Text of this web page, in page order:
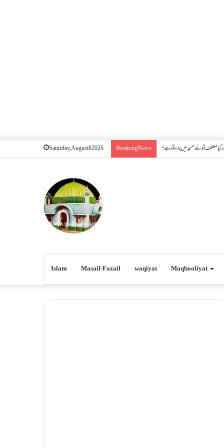
Saturday, August 8 2026 Breaking News معتکف فنائے مسجد میں جا سکتا ہے؟
Islam Masail-Fazail waqiyat Maqbooliyat